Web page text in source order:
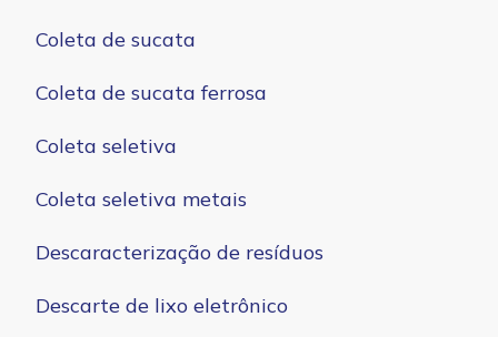
Coleta de sucata
Coleta de sucata ferrosa
Coleta seletiva
Coleta seletiva metais
Descaracterização de resíduos
Descarte de lixo eletrônico